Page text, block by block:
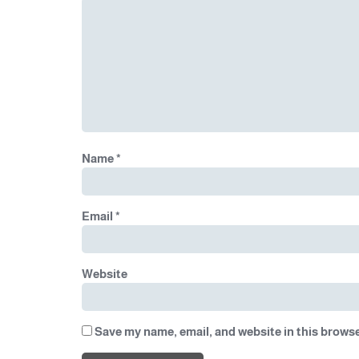
Name*
Email *
Website
Save my name, email, and website in this